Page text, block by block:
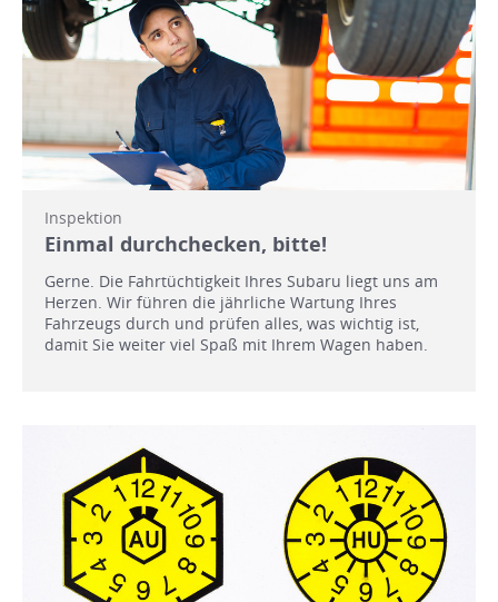
Inspektion
Einmal durchchecken, bitte!
Gerne. Die Fahrtüchtigkeit Ihres Subaru liegt uns am
Herzen. Wir führen die jährliche Wartung Ihres
Fahrzeugs durch und prüfen alles, was wichtig ist,
damit Sie weiter viel Spaß mit Ihrem Wagen haben.